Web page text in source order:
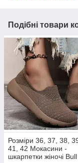
Подібні товари
Розміри 36, 37, 38,
41, 42 Мокасини -
шкарпетки жіночі